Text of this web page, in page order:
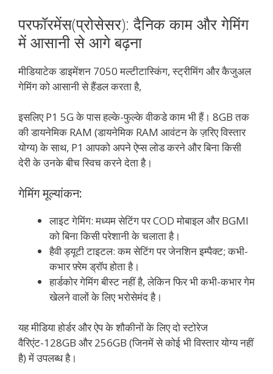
परफॉरमेंस(प्रोसेसर): दैनिक काम और गेमिंग
में आसानी से आगे बढ़ना
मीडियाटेक डाइमेंशन 7050 मल्टीटास्किंग, स्ट्रीमिंग और कैजुअल
गेमिंग को आसानी से हैंडल करता है,
इसलिए P1 5G के पास हल्के-फुल्के वीकडे काम भी हैं। 8GB तक
की डायनेमिक RAM (डायनेमिक RAM आवंटन के ज़रिए विस्तार
योग्य) के साथ, P1 आपको अपने ऐप्स लोड करने और बिना किसी
देरी के उनके बीच स्विच करने देता है।
गेमिंग मूल्यांकन:
लाइट गेमिंग: मध्यम सेटिंग पर COD मोबाइल और BGMI
को बिना किसी परेशानी के चलाता है।
हैवी ड्यूटी टाइटल: कम सेटिंग पर जेनशिन इम्पैक्ट; कभी-
कभार फ़्रेम ड्रॉप होता है।
हार्डकोर गेमिंग बीस्ट नहीं है, लेकिन फिर भी कभी-कभार गेम
खेलने वालों के लिए भरोसेमंद है।
यह मीडिया होर्डर और ऐप के शौकीनों के लिए दो स्टोरेज
वैरिएंट-128GB और 256GB (जिनमें से कोई भी विस्तार योग्य नहीं
है) में उपलब्ध है।